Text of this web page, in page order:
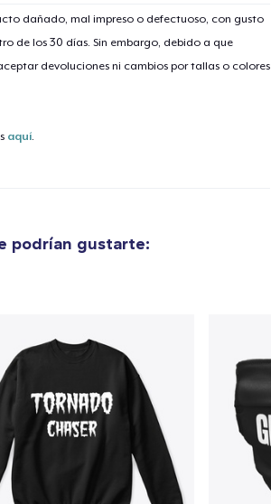
dañado, mal impreso o defectuoso, con gusto
de los 30 días. Sin embargo, debido a que
devoluciones ni cambios por tallas o colores
aquí.
podrían gustarte: